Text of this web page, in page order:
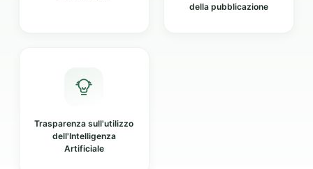
della pubblicazione
Trasparenza sull'utilizzo
dell'Intelligenza
Artificiale